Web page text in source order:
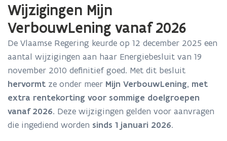
met
laden.
zich
op:
Wijzigingen
Mijn
vanaf
2026
Wijzigingen Mijn
VerbouwLening vanaf 2026
De Vlaamse Regering keurde op 12 december 2025 een
aantal wijzigingen aan haar Energiebesluit van 19
november 2010 definitief goed. Met dit besluit
hervormt ze onder meer Mijn VerbouwLening, met
extra rentekorting voor sommige doelgroepen
vanaf 2026. Deze wijzigingen gelden voor aanvragen
die ingediend worden sinds 1 januari 2026.